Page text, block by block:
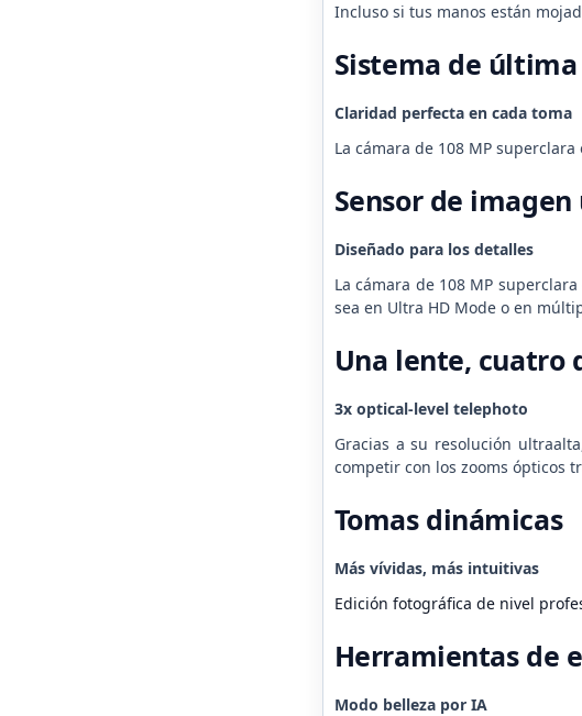
Incluso si tus manos están
Sistema de
Claridad perfecta en cada toma
La cámara de 108 MP
Sensor de
Diseñado para los detalles
La cámara de 108 MP
sea en Ultra HD Mode o en
Una lente, cuatro
3x optical-level telephoto
Gracias a su resolución
competir con los zooms ópticos
Tomas dinámicas
Más vívidas, más intuitivas
Edición fotográfica de nivel
Herramientas de
Modo belleza por IA